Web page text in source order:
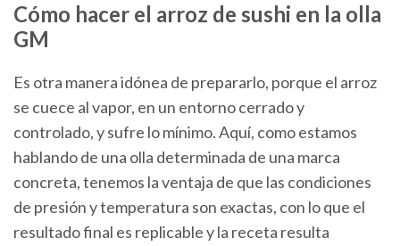
Cómo hacer el arroz de sushi en la olla
GM
Es otra manera idónea de prepararlo, porque el arroz
se cuece al vapor, en un entorno cerrado y
controlado, y sufre lo mínimo. Aquí, como estamos
hablando de una olla determinada de una marca
concreta, tenemos la ventaja de que las condiciones
de presión y temperatura son exactas, con lo que el
resultado final es replicable y la receta resulta